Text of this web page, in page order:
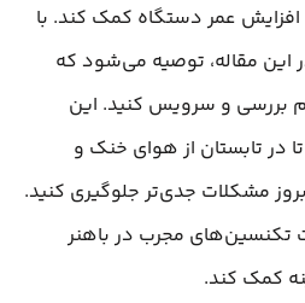
افزایش عمر دستگاه کمک کند. با
مقاله، توصیه می‌شود که
بررسی و سرویس کنید. این
در تابستان از هوای خنک و
مشکلات جدی‌تر جلوگیری کنید.
تکنسین‌های مجرب در باهنر
کمک کند.